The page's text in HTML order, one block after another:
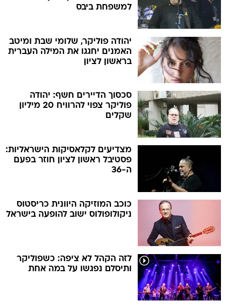
למשפחת ביבס
יהודה פוליקר, שלומי שבת ומיטב
האמנים יחגגו את המילה העברית
בראשון לציון
סכסוך הדיירים חשף: יהודה
פוליקר צפוי להרוויח 20 מיליון
שקלים
מצדיעים לקלאסיקות הישראליות:
פסטיבל ראשון לציון חוזר בפעם
ה-36
כוכב המוזיקה היוונית כריסטוס
ניקולופולוס ישוב להופעה בישראל
לזה הקהל לא ציפה: כשפוליקר
ותיסלם נפגשו על במה אחת